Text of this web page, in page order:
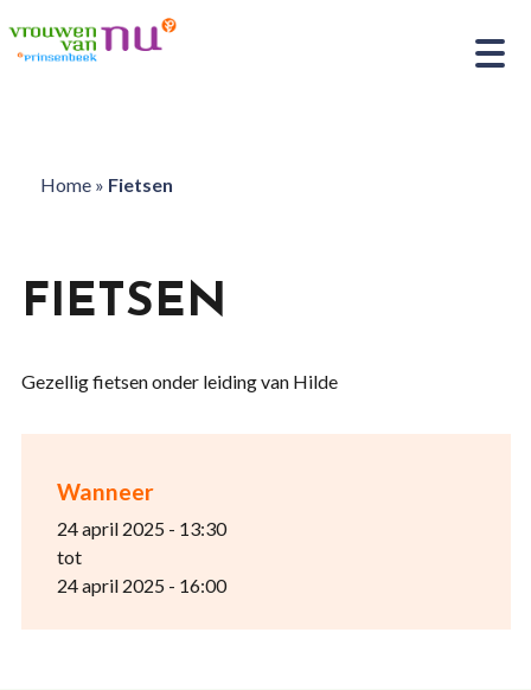
Home» Fietsen
Wanneer
24 april 2025 - 13:30
tot
24 april 2025 - 16:00
FIETSEN
Gezellig fietsen onder leiding van Hilde